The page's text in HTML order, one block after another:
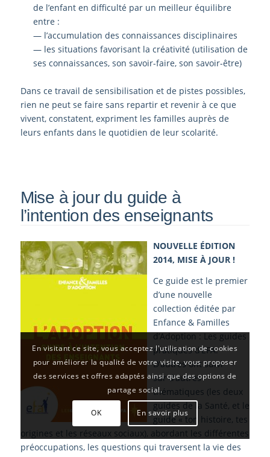
de l’enfant en difficulté par un meilleur équilibre
entre :
— l’accumulation des connaissances disciplinaires
— les situations favorisant la créativité (utilisation de
ses connaissances, son savoir-faire, son savoir-être)
Dans ce travail de sensibilisation et de pistes possibles,
rien ne peut se faire sans repartir et revenir à ce que
vivent, constatent, expriment les familles auprès de
leurs enfants dans le quotidien de leur scolarité.
Mise à jour du guide à
l’intention des enseignants
NOUVELLE ÉDITION
2014, MISE À JOUR !
Ce guide est le premier
d’une nouvelle
collection éditée par
Enfance & Familles
d’Adoption : Les guides
pratiques d’EFA.
D’autres ont suivi
sur d’autres
thématiques (les deux
guides de la Santé, et le
guide « ton histoire, tes
origines et les réseaux sociaux), abordant les différentes
préoccupations, les questions qui traversent la vie des
En visitant ce site, vous acceptez l'utilisation de cookies
pour améliorer la qualité de votre visite, vous proposer
des services et offres adaptés ainsi que des options de
partage social.
OK En savoir plus